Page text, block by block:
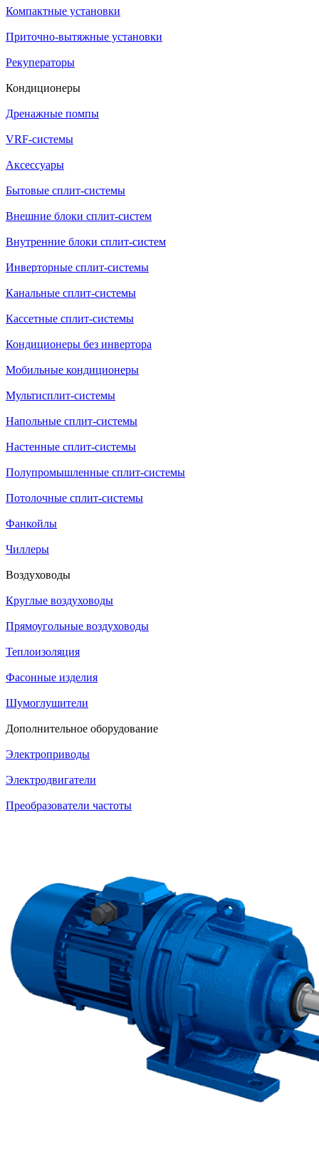
Компактные установки
Приточно-вытяжные установки
Рекуператоры
Кондиционеры
Дренажные помпы
VRF-системы
Аксессуары
Бытовые сплит-системы
Внешние блоки сплит-систем
Внутренние блоки сплит-систем
Инверторные сплит-системы
Канальные сплит-системы
Кассетные сплит-системы
Кондиционеры без инвертора
Мобильные кондиционеры
Мультисплит-системы
Напольные сплит-системы
Настенные сплит-системы
Полупромышленные сплит-системы
Потолочные сплит-системы
Фанкойлы
Чиллеры
Воздуховоды
Круглые воздуховоды
Прямоугольные воздуховоды
Теплоизоляция
Фасонные изделия
Шумоглушители
Дополнительное оборудование
Электроприводы
Электродвигатели
Преобразователи частоты